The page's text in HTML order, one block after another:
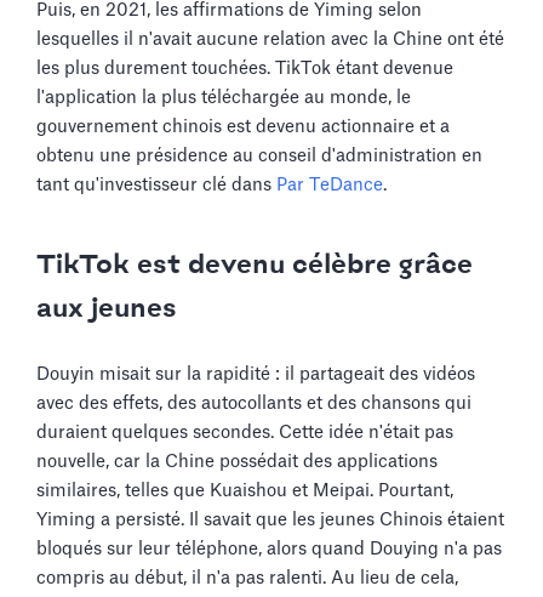
Puis, en 2021, les affirmations de Yiming selon
lesquelles il n'avait aucune relation avec la Chine ont été
les plus durement touchées. TikTok étant devenue
l'application la plus téléchargée au monde, le
gouvernement chinois est devenu actionnaire et a
obtenu une présidence au conseil d'administration en
tant qu'investisseur clé dans Par TeDance.
TikTok est devenu célèbre grâce
aux jeunes
Douyin misait sur la rapidité : il partageait des vidéos
avec des effets, des autocollants et des chansons qui
duraient quelques secondes. Cette idée n'était pas
nouvelle, car la Chine possédait des applications
similaires, telles que Kuaishou et Meipai. Pourtant,
Yiming a persisté. Il savait que les jeunes Chinois étaient
bloqués sur leur téléphone, alors quand Douying n'a pas
compris au début, il n'a pas ralenti. Au lieu de cela,